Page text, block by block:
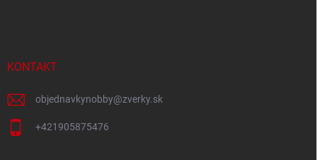
KONTAKT
objednavkynobby@zverky.sk
+421905875476